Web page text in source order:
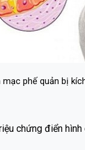
mạc phế quản bị
chứng điển